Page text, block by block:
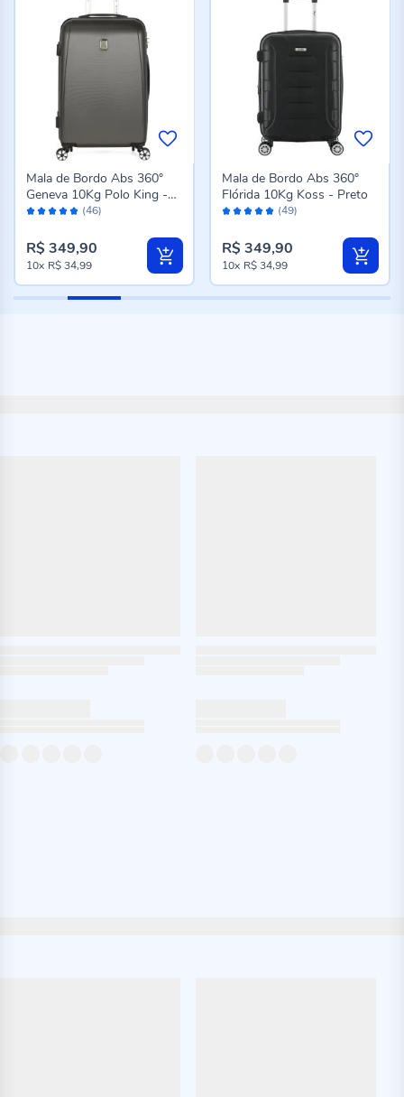
Avaliação: (46)
Mala de Bordo Abs 360°
Geneva 10Kg Polo King -
Grafite
R$ 349,90
10x R$ 34,99
Avaliação: (49)
Mala de Bordo Abs 360°
Flórida 10Kg Koss - Preto
R$ 349,90
10x R$ 34,99